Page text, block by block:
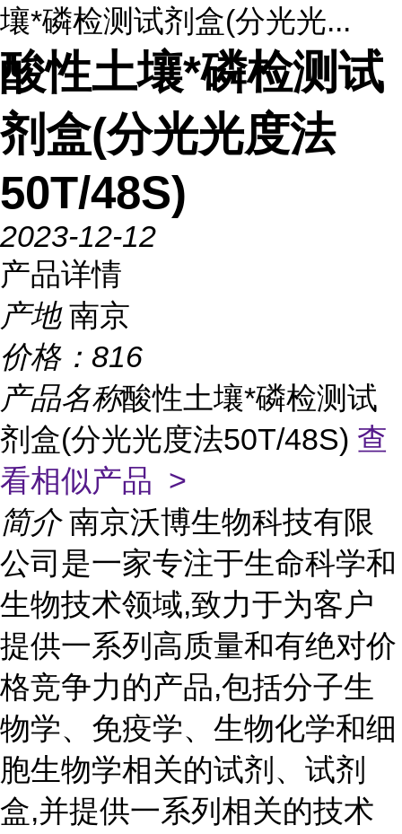
壤*磷检测试剂盒(分光光...
酸性土壤*磷检测试
剂盒(分光光度法
50T/48S)
2023-12-12
产品详情
产地 南京
价格： 816
产品名称酸性土壤*磷检测试
剂盒(分光光度法50T/48S) 查
看相似产品 >
简介 南京沃博生物科技有限
公司是一家专注于生命科学和
生物技术领域,致力于为客户
提供一系列高质量和有绝对价
格竞争力的产品,包括分子生
物学、免疫学、生物化学和细
胞生物学相关的试剂、试剂
盒,并提供一系列相关的技术